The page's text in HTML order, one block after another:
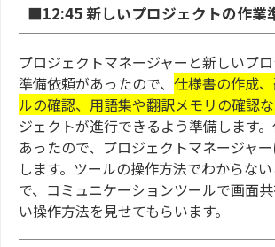
■12:45 新しいプロジェクトの作業
プロジェクトマネージャーと新しいプ
準備依頼があったので、 仕様書の作成
ルの確認、用語集や翻訳メモリの確認
ジェクトが進行できるよう準備します
あったので、プロジェクトマネージャ
します。ツールの操作方法でわからな
で、コミュニケーションツールで画面
い操作方法を見せてもらいます。